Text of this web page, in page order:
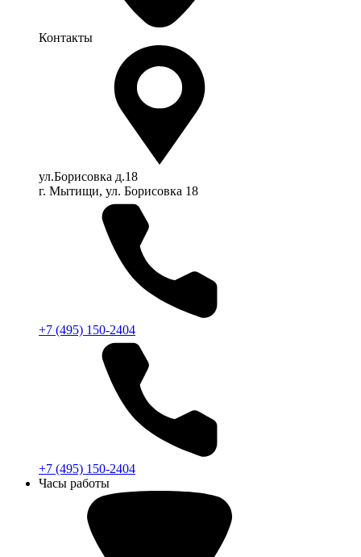
Контакты
ул.Борисовка д.18
г. Мытищи, ул. Борисовка 18
+7 (495) 150-2404
+7 (495) 150-2404
Часы работы